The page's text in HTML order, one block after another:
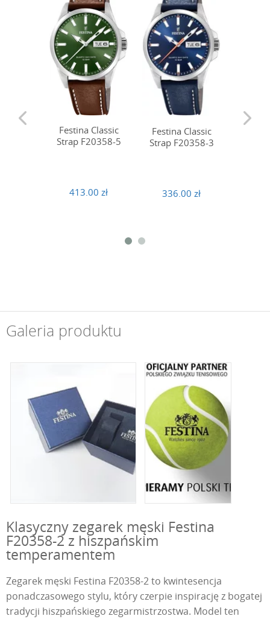
Festina Classic
Strap F20358-5
413.00 zł
Festina Classic
Strap F20358-3
336.00 zł
Galeria produktu
Klasyczny zegarek męski Festina
F20358-2 z hiszpańskim
temperamentem
Zegarek męski Festina F20358-2 to kwintesencja
ponadczasowego stylu, który czerpie inspirację z bogatej
tradycji hiszpańskiego zegarmistrzostwa. Model ten